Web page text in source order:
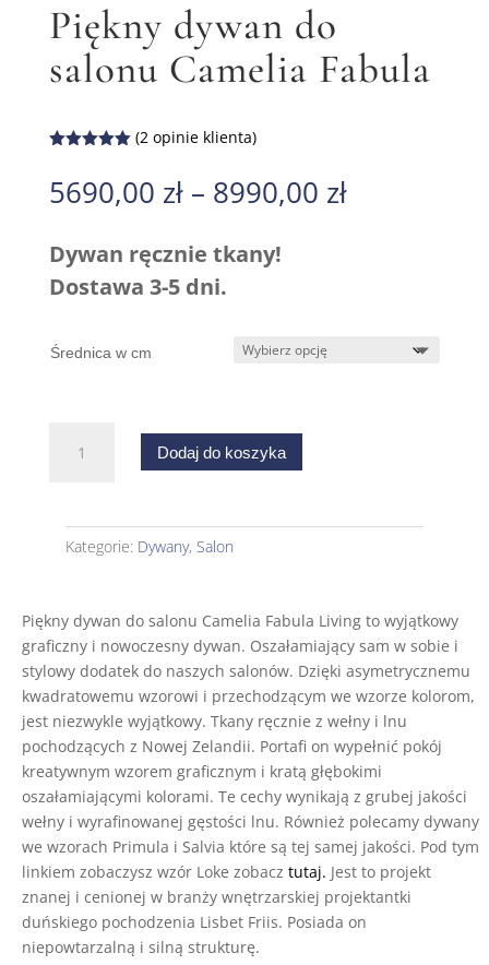
Piękny dywan do
salonu Camelia Fabula
na
podstawie
(2 opinie klienta)
5690,00 zł– 8990,00 zł
Dywan ręcznie tkany!
Dostawa 3-5 dni.
Średnica w cm
Piękny
Camelia
Dodaj do koszyka
Kategorie: Dywany, Salon
Piękny dywan do salonu Camelia Fabula Living to wyjątkowy
graficzny i nowoczesny dywan. Oszałamiający sam w sobie i
stylowy dodatek do naszych salonów. Dzięki asymetrycznemu
kwadratowemu wzorowi i przechodzącym we wzorze kolorom,
jest niezwykle wyjątkowy. Tkany ręcznie z wełny i lnu
pochodzących z Nowej Zelandii. Portafi on wypełnić pokój
kreatywnym wzorem graficznym i kratą głębokimi
oszałamiającymi kolorami. Te cechy wynikają z grubej jakości
wełny i wyrafinowanej gęstości lnu. Również polecamy dywany
we wzorach Primula i Salvia które są tej samej jakości. Pod tym
linkiem zobaczysz wzór Loke zobacz tutaj. Jest to projekt
znanej i cenionej w branży wnętrzarskiej projektantki
duńskiego pochodzenia Lisbet Friis. Posiada on
niepowtarzalną i silną strukturę.